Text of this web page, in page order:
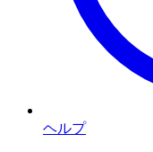
ヘルプ